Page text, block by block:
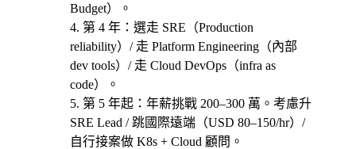
Budget）。
第 4 年 ：選走 SRE（Production
reliability）/ 走 Platform Engineering（內部
dev tools）/ 走 Cloud DevOps（infra as
code）
。
第 5 年起 ：年薪挑戰 200–300 萬。考慮升
SRE Lead / 跳國際遠端（USD 80–150/hr）/
自行接案做 K8s + Cloud 顧問 。